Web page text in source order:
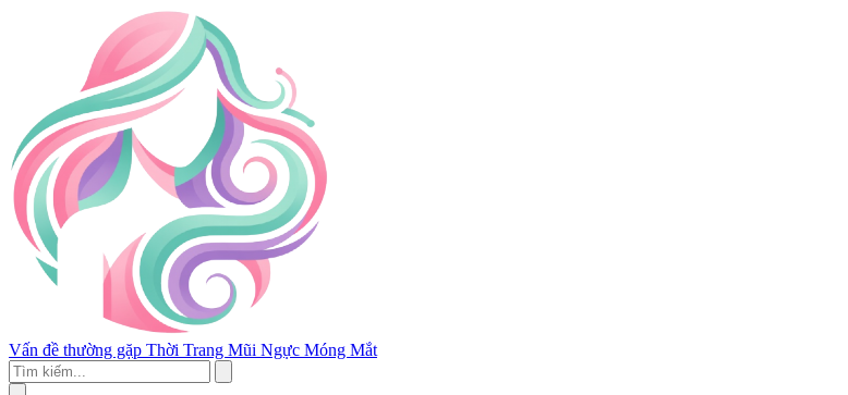
Vấn đề thường gặp Thời Trang Mũi Ngực Móng Mắt